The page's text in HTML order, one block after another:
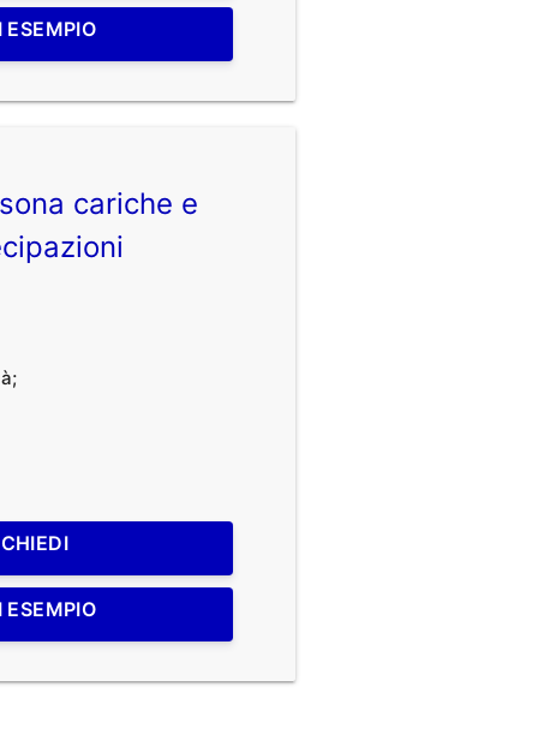
ESEMPIO
cariche e
ESEMPIO